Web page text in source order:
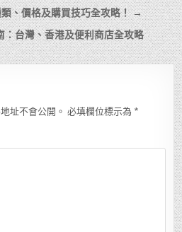
類、價格及購買技巧全攻略！ →
台灣、香港及便利商店全攻略
址不會公開。 必填欄位標示為 *